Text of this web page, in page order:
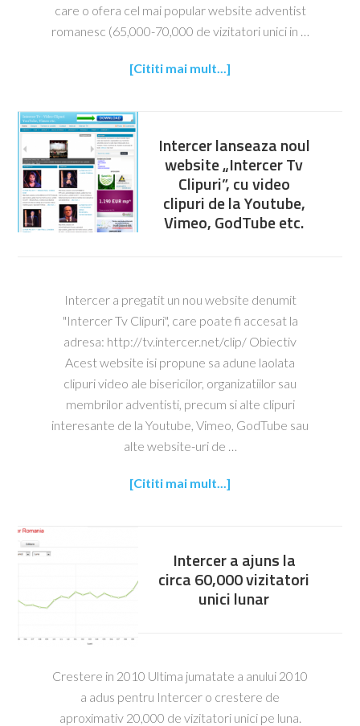
care o ofera cel mai popular website adventist
romanesc (65,000-70,000 de vizitatori unici in …
[Cititi mai mult...]
Intercer lanseaza noul
website „Intercer Tv
Clipuri”, cu video
clipuri de la Youtube,
Vimeo, GodTube etc.
Intercer a pregatit un nou website denumit
"Intercer Tv Clipuri", care poate fi accesat la
adresa: http://tv.intercer.net/clip/ Obiectiv
Acest website isi propune sa adune laolata
clipuri video ale bisericilor, organizatiilor sau
membrilor adventisti, precum si alte clipuri
interesante de la Youtube, Vimeo, GodTube sau
alte website-uri de …
[Cititi mai mult...]
Intercer a ajuns la
circa 60,000 vizitatori
unici lunar
Crestere in 2010 Ultima jumatate a anului 2010
a adus pentru Intercer o crestere de
aproximativ 20,000 de vizitatori unici pe luna.